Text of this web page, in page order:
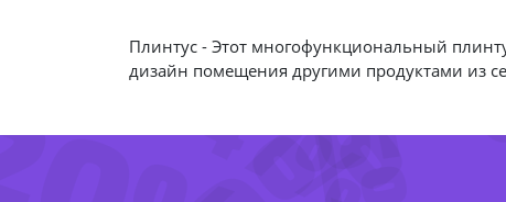
Плинтус - Этот многофункциональный
дизайн помещения другими продуктами из
-47%